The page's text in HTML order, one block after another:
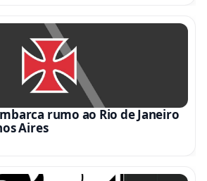
rumo ao Rio de Janeiro
Aires